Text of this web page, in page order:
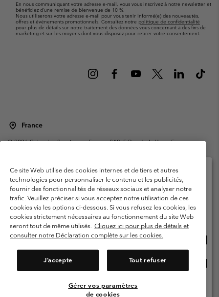
En nous communiquant votre adresse e-mail, vous vous inscrivez à notre newsletter et
bénéficiez d’une remise de bienvenue de 10 %.
Nous utiliserons votre adresse e-mail pour vous tenir informé(e) des nouveautés,
offres et événements promotionnels. Consultez notre politique de confidentialité
pour plus de détails sur notre traitement des données vous concernant à des fins de
marketing et sur les moyens dont vous disposez pour retirer votre consentement.
France
©2026Columbia Sportswear Europe SAS. 5 Rue de la Haye, Espace
Garanties Légales
Politique de confidentialité
Conditions d'utilisation - Membres
Conditions D'utilisation - Contenu généré par l'utilisateur
Impressum
Cookies
Public CBCR
Ce site Web utilise des cookies internes et de tiers et autres
technologies pour personnaliser le contenu et les publicités,
fournir des fonctionnalités de réseaux sociaux et analyser notre
trafic. Veuillez préciser si vous acceptez notre utilisation de ces
cookies via les options ci-dessous. Si vous refusez les cookies, les
cookies strictement nécessaires au fonctionnement du site Web
seront tout de même utilisés. Cliquez ici pour plus de détails et
consulter notre Déclaration complète sur les cookies.
J’accepte Tout refuser
Gérer vos paramètres
de cookies
Veuillez sélectionner votre pays d’expédition et
votre langue
Achats en ligne disponibles
United States
ligne
France
Voir Tous Les Pays